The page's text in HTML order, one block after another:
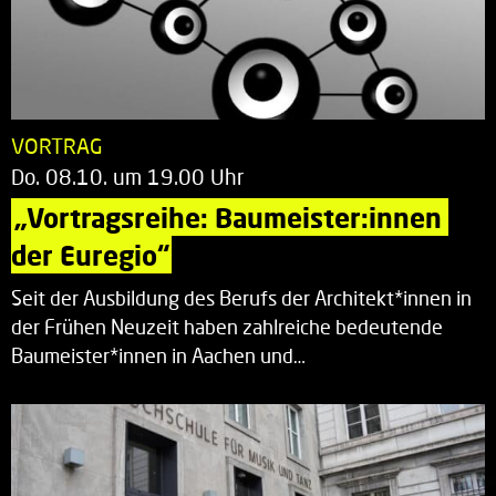
VORTRAG
Do. 08.10. um 19.00 Uhr
„Vortragsreihe: Baumeister:innen
der Euregio“
Seit der Ausbildung des Berufs der Architekt*innen in
der Frühen Neuzeit haben zahlreiche bedeutende
Baumeister*innen in Aachen und…